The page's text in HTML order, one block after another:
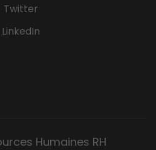
Twitter
LinkedIn
Humaines RH